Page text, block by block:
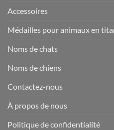
Accessoires
Médailles pour animaux en
Noms de chats
Noms de chiens
Contactez-nous
À propos de nous
Politique de confidentialité